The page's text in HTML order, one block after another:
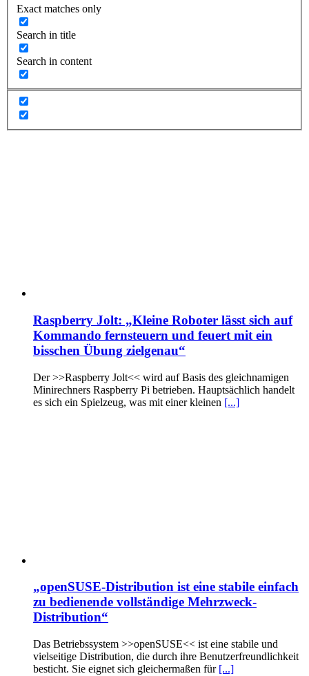
Exact matches only
Search in title
Search in content
Raspberry Jolt: „Kleine Roboter lässt sich auf
Kommando fernsteuern und feuert mit ein
bisschen Übung zielgenau“
Der >>Raspberry Jolt<< wird auf Basis des gleichnamigen
Minirechners Raspberry Pi betrieben. Hauptsächlich handelt
es sich ein Spielzeug, was mit einer kleinen [...]
„openSUSE-Distribution ist eine stabile einfach
zu bedienende vollständige Mehrzweck-
Distribution“
Das Betriebssystem >>openSUSE<< ist eine stabile und
vielseitige Distribution, die durch ihre Benutzerfreundlichkeit
besticht. Sie eignet sich gleichermaßen für [...]